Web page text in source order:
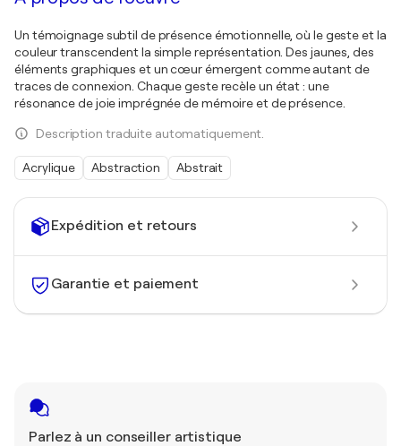
Expédition et retours
Garantie et paiement
Parlez à un conseiller artistique
Un témoignage subtil de présence émotionnelle, où le geste et la
couleur transcendent la simple représentation. Des jaunes, des
éléments graphiques et un cœur émergent comme autant de
traces de connexion. Chaque geste recèle un état : une
résonance de joie imprégnée de mémoire et de présence.
Description traduite automatiquement.
Acrylique Abstraction Abstrait